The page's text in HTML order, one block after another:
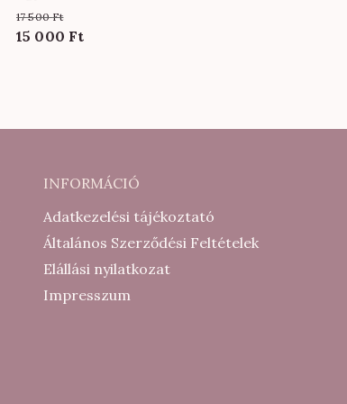
17 500Ft
Original
500 Ft.
15 000 FtCurrent
000 Ft.
INFORMÁCIÓ
Adatkezelési tájékoztató
Általános Szerződési Feltételek
Elállási nyilatkozat
Impresszum